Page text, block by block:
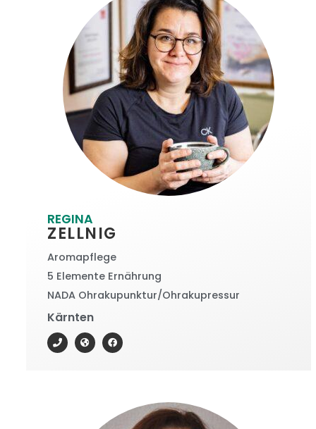
REGINA
ZELLNIG
Aromapflege
5 Elemente Ernährung
NADA Ohrakupunktur/Ohrakupressur
Kärnten